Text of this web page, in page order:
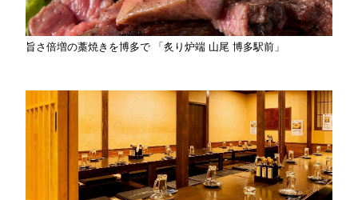
旨さ倍増の藁焼きを博多で 「炙り炉端 山尾 博多駅前」